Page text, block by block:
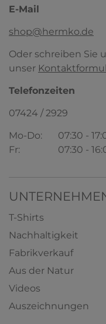
HERMKO
100% Bio-Baumwolle
+ 4
HERMKO 3007
Unterhemd,
E-Mail
shop@hermko.de
Oder schreiben Sie
unser
Telefonzeiten
07424 / 2929
Mo-Do:
07:30 -
Fr:
07:30 -
T-Shirts
Nachhaltigkeit
Fabrikverkauf
Aus der Natur
Videos
Auszeichnungen